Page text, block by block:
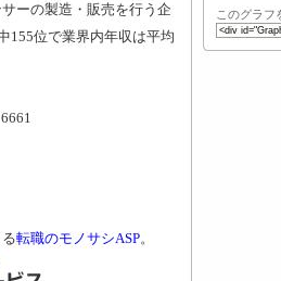
ーの製造・販売を行う企
155位で業界内年収は平均
転職のモノサシASP。
このグラフ